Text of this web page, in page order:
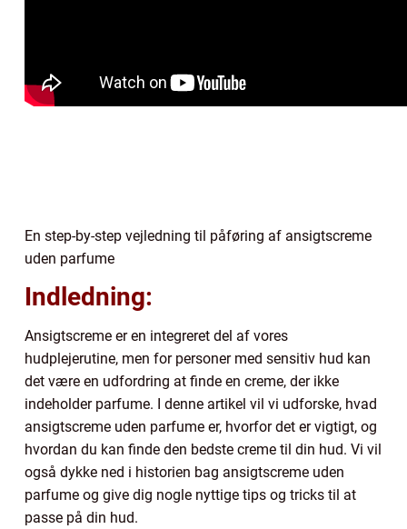
En step-by-step vejledning til påføring af ansigtscreme
uden parfume
Indledning:
Ansigtscreme er en integreret del af vores
hudplejerutine, men for personer med sensitiv hud kan
det være en udfordring at finde en creme, der ikke
indeholder parfume. I denne artikel vil vi udforske, hvad
ansigtscreme uden parfume er, hvorfor det er vigtigt, og
hvordan du kan finde den bedste creme til din hud. Vi vil
også dykke ned i historien bag ansigtscreme uden
parfume og give dig nogle nyttige tips og tricks til at
passe på din hud.